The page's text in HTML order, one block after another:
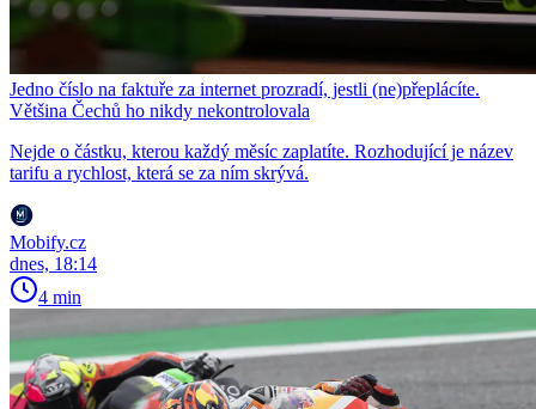
Jedno číslo na faktuře za internet prozradí, jestli (ne)přeplácíte.
Většina Čechů ho nikdy nekontrolovala
Nejde o částku, kterou každý měsíc zaplatíte. Rozhodující je název
tarifu a rychlost, která se za ním skrývá.
Mobify.cz
dnes, 18:14
4 min